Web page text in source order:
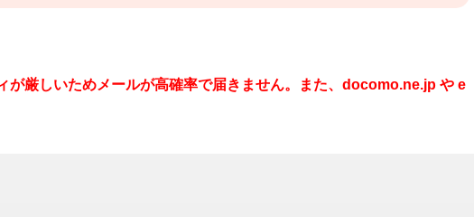
厳しいためメールが高確率で届きません。また、docomo.ne.jp や e